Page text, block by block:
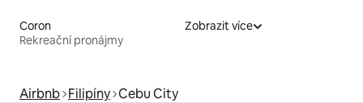
Coron
Rekreační pronájmy
Zobrazit více
Airbnb Filipíny Cebu City